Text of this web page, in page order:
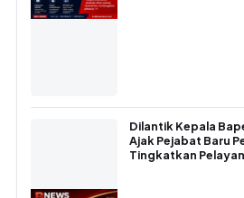
Dilantik Kepala
Ajak Pejabat Baru
Tingkatkan